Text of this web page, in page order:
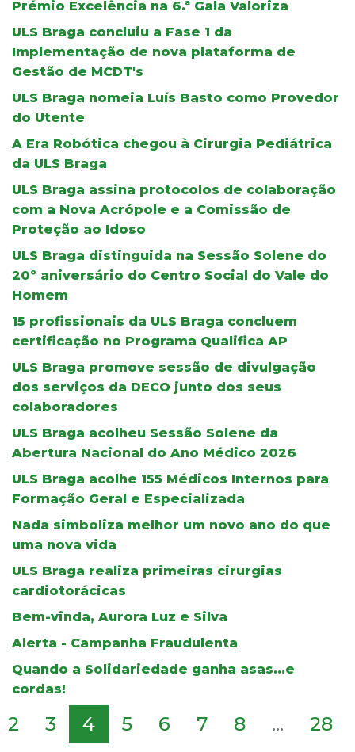
Prémio Excelência na 6.ª Gala Valoriza
ULS Braga concluiu a Fase 1 da
Implementação de nova plataforma de
Gestão de MCDT's
ULS Braga nomeia Luís Basto como Provedor
do Utente
A Era Robótica chegou à Cirurgia Pediátrica
da ULS Braga
ULS Braga assina protocolos de colaboração
com a Nova Acrópole e a Comissão de
Proteção ao Idoso
ULS Braga distinguida na Sessão Solene do
20º aniversário do Centro Social do Vale do
Homem
15 profissionais da ULS Braga concluem
certificação no Programa Qualifica AP
ULS Braga promove sessão de divulgação
dos serviços da DECO junto dos seus
colaboradores
ULS Braga acolheu Sessão Solene da
Abertura Nacional do Ano Médico 2026
ULS Braga acolhe 155 Médicos Internos para
Formação Geral e Especializada
Nada simboliza melhor um novo ano do que
uma nova vida
ULS Braga realiza primeiras cirurgias
cardiotorácicas
Bem-vinda, Aurora Luz e Silva
Alerta - Campanha Fraudulenta
Quando a Solidariedade ganha asas...e
cordas!
2 3 4 5 6 7 8 ... 28